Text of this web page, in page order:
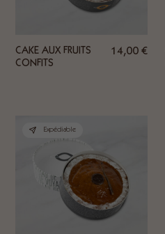
CAKE AUX FRUITS
CONFITS
14,00 €
Expédiable